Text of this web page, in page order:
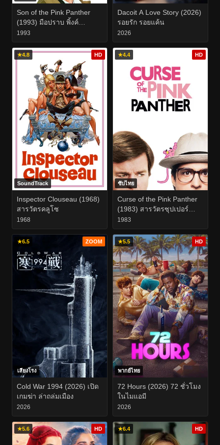
Son of the Pink Panther
(1993) มือปราบ พิ้งค์
แพนเตอร์
1993
Dacoit A Love Story (2026)
รอยรัก รอยแค้น
2026
★4.8 HD
SoundTrack
Inspector Clouseau (1968)
สารวัตรคลูโซ
1968
★4.4 HD
ซับไทย
Curse of the Pink Panther
(1983) สารวัตรซุปเปอร์
หลวม
1983
★6.5 ZOOM
เสียงโรง
Cold War 1994 (2026) เปิด
เกมฆ่า ล่าถล่มเมือง
2026
★5.5 HD
พากย์ไทย
72 Hours (2026) 72 ชั่วโมง
ในไมแอมี
2026
★5.6 HD ★6.4 HD